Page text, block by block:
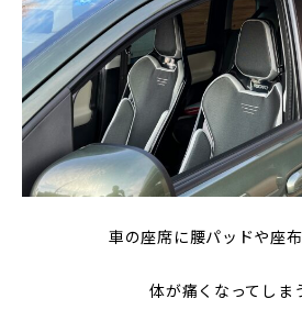
車の座席に腰パッドや座
体が痛くなってしま